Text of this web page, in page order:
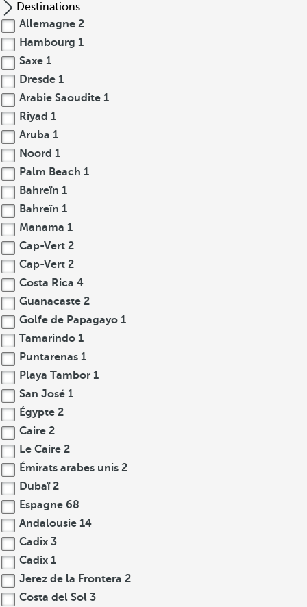
Destinations
Allemagne 2
Hambourg 1
Saxe 1
Dresde 1
Arabie Saoudite 1
Riyad 1
Aruba 1
Noord 1
Palm Beach 1
Bahreïn 1
Bahreïn 1
Manama 1
Cap-Vert 2
Cap-Vert 2
Costa Rica 4
Guanacaste 2
Golfe de Papagayo 1
Tamarindo 1
Puntarenas 1
Playa Tambor 1
San José 1
Égypte 2
Caire 2
Le Caire 2
Émirats arabes unis 2
Dubaï2
Espagne 68
Andalousie 14
Cadix 3
Cadix 1
Jerez de la Frontera 2
Costa del Sol 3